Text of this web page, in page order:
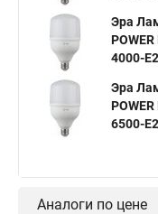
Эра
4000-
Эра
6500-
Аналоги по цене